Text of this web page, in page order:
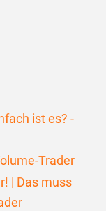
ist es? -
Trader
| Das muss